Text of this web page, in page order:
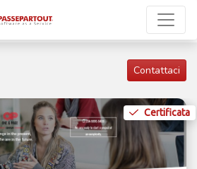
Contattaci
Certificata